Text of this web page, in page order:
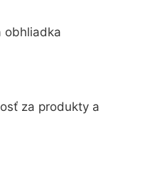
obhliadka
za produkty a